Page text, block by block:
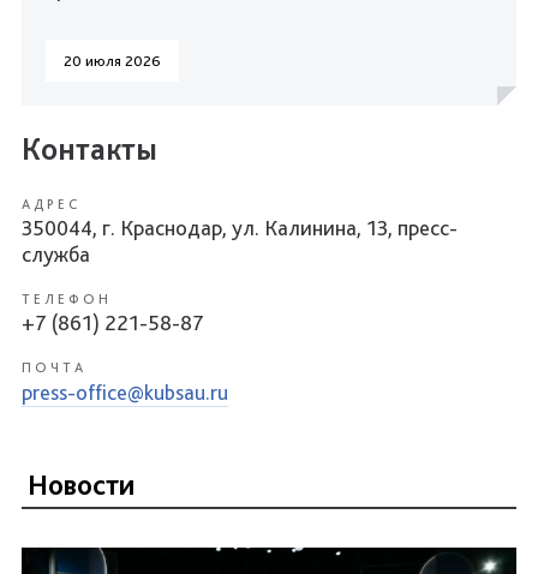
20 июля 2026
Контакты
АДРЕС
350044, г. Краснодар, ул. Калинина, 13, пресс-
служба
ТЕЛЕФОН
+7 (861) 221-58-87
ПОЧТА
press-office@kubsau.ru
Новости